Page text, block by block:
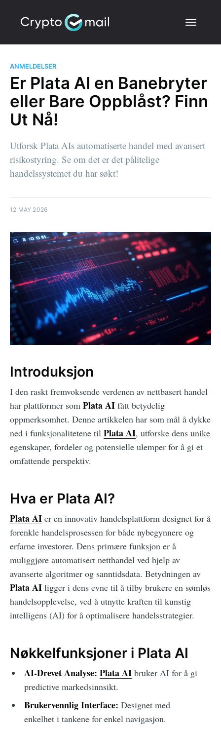
ANMELDELSER
Er Plata AI en Banebryter
eller Bare Oppblåst? Finn
Ut Nå!
Utforsk Plata AIs automatiserte handel med avansert
risikostyring. Se om det er det pålitelige
handelssystemet du har søkt!
12 MAY 2026
Introduksjon
I den raskt fremvoksende verdenen av nettbasert handel
har plattformer som Plata AI fått betydelig
oppmerksomhet. Denne artikkelen har som mål å dykke
ned i funksjonalitetene til Plata AI, utforske dens unike
egenskaper, fordeler og potensielle ulemper for å gi et
omfattende perspektiv.
Hva er Plata AI?
Plata AI er en innovativ handelsplattform designet for å
forenkle handelsprosessen for både nybegynnere og
erfarne investorer. Dens primære funksjon er å
muliggjøre automatisert netthandel ved hjelp av
avanserte algoritmer og sanntidsdata. Betydningen av
Plata AI ligger i dens evne til å tilby brukere en sømløs
handelsopplevelse, ved å utnytte kraften til kunstig
intelligens (AI) for å optimalisere handelsstrategier.
Nøkkelfunksjoner i Plata AI
AI-Drevet Analyse: Plata AIbruker AI for å gi
predictive markedsinnsikt.
Brukervennlig Interface: Designet med
enkelhet i tankene for enkel navigasjon.